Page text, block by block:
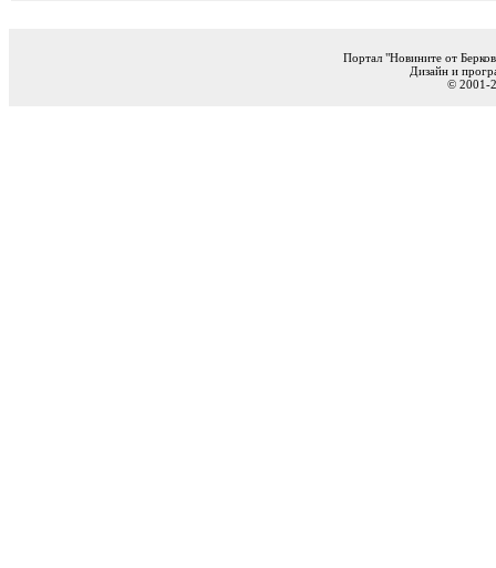
Портал "Новините от
Дизайн и
© 2001-